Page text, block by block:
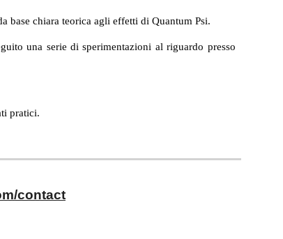
base chiara teorica agli effetti di Quantum Psi.
una serie di sperimentazioni al riguardo presso
pratici.
contact